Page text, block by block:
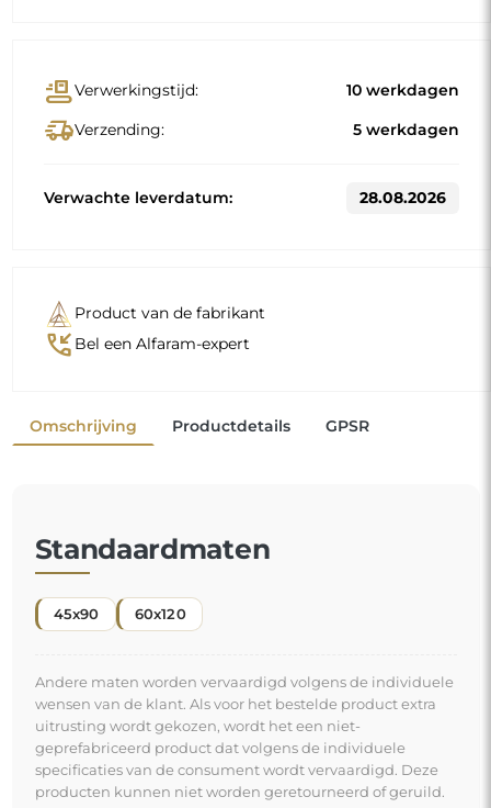
conveyor_beltVerwerkingstijd: 10 werkdagen
delivery_truck_speedVerzending: 5 werkdagen
Verwachte leverdatum: 28.08.2026
Product van de fabrikant
phone_callback Bel een Alfaram-expert
Omschrijving Productdetails GPSR
Standaardmaten
45x90 60x120
Andere maten worden vervaardigd volgens de individuele
wensen van de klant. Als voor het bestelde product extra
uitrusting wordt gekozen, wordt het een niet-
geprefabriceerd product dat volgens de individuele
specificaties van de consument wordt vervaardigd. Deze
producten kunnen niet worden geretourneerd of geruild.